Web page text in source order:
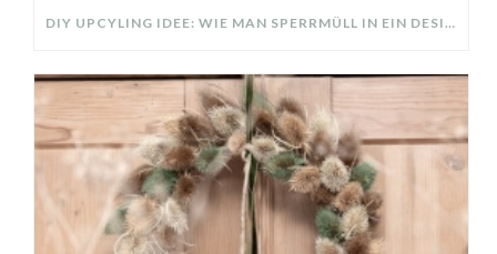
DIY UPCYLING IDEE: WIE MAN SPERRMÜLL IN EIN DESIGNER TEIL VERWANDELT